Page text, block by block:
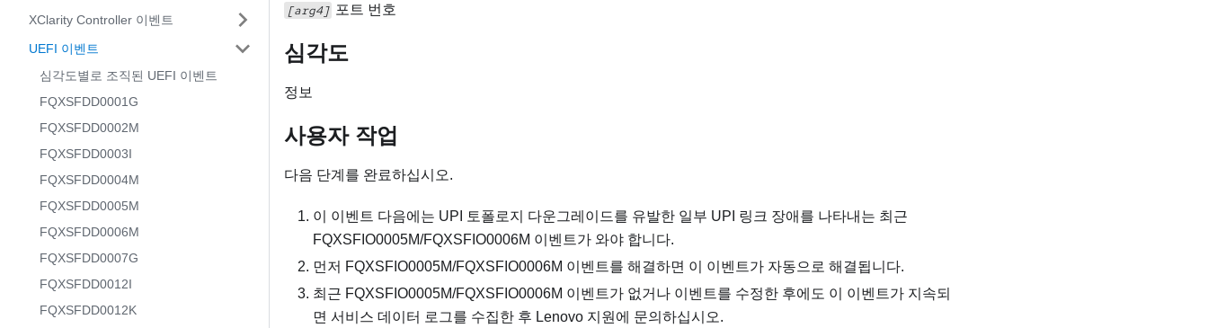
XClarity Controller 이벤트
UEFI 이벤트
심각도별로 조직된 UEFI 이벤트
FQXSFDD0001G
FQXSFDD0002M
FQXSFDD0003I
FQXSFDD0004M
FQXSFDD0005M
FQXSFDD0006M
FQXSFDD0007G
FQXSFDD0012I
FQXSFDD0012K
[arg4] 포트 번호
심각도
정보
사용자 작업
다음 단계를 완료하십시오.
이 이벤트 다음에는 UPI 토폴로지 다운그레이드를 유발한 일부 UPI 링크 장애를 나타내는 최근
FQXSFIO0005M/FQXSFIO0006M 이벤트가 와야 합니다.
먼저 FQXSFIO0005M/FQXSFIO0006M 이벤트를 해결하면 이 이벤트가 자동으로 해결됩니다.
최근 FQXSFIO0005M/FQXSFIO0006M 이벤트가 없거나 이벤트를 수정한 후에도 이 이벤트가 지속되
면 서비스 데이터 로그를 수집한 후 Lenovo 지원에 문의하십시오.